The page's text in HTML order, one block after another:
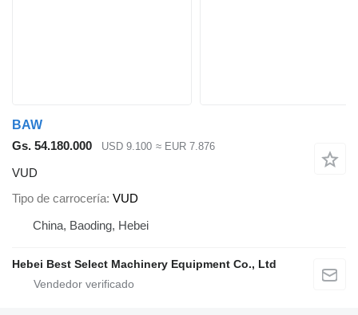
BAW
Gs. 54.180.000
USD 9.100 ≈ EUR 7.876
VUD
Tipo de carrocería VUD
China, Baoding, Hebei
Hebei Best Select Machinery Equipment Co., Ltd